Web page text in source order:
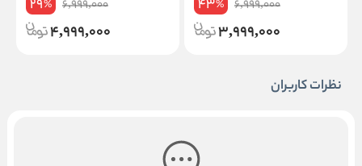
6,999,000
43%
3,999,000
6,999,000
29%
4,999,000
نظرات کاربران